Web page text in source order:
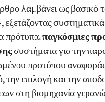
λαμβάνει ως βασικό
εξετάζοντας
πρότυπα.παγκόσμιες
συστήματα για την
προτύπου
την επιλογή και την
στη βιομηχανία